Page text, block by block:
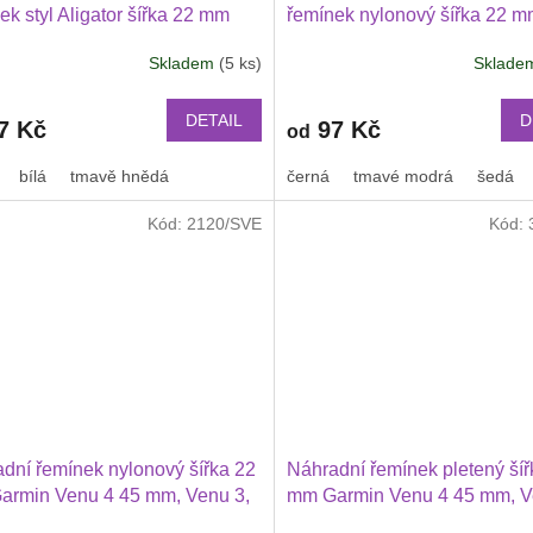
styl Aligator šířka 22 mm
GT 2 PRO Xiaomi GTS GTR
Skladem (5 ks)
Kč DETAIL
bílá tmavě hnědá
řemínek nylonový šířka 22
Huawei Watch GT 6 5 4 3 2
nylonový 2211
od 97 Kč
černá tmavé modrá šedá
řemínek nylonový šířka 22
Venu 4 45 mm, Venu 3,
Kód: 2120/SVE
Náhradní řemínek pletený
mm Garmin Venu 4 45 mm,
Kód: